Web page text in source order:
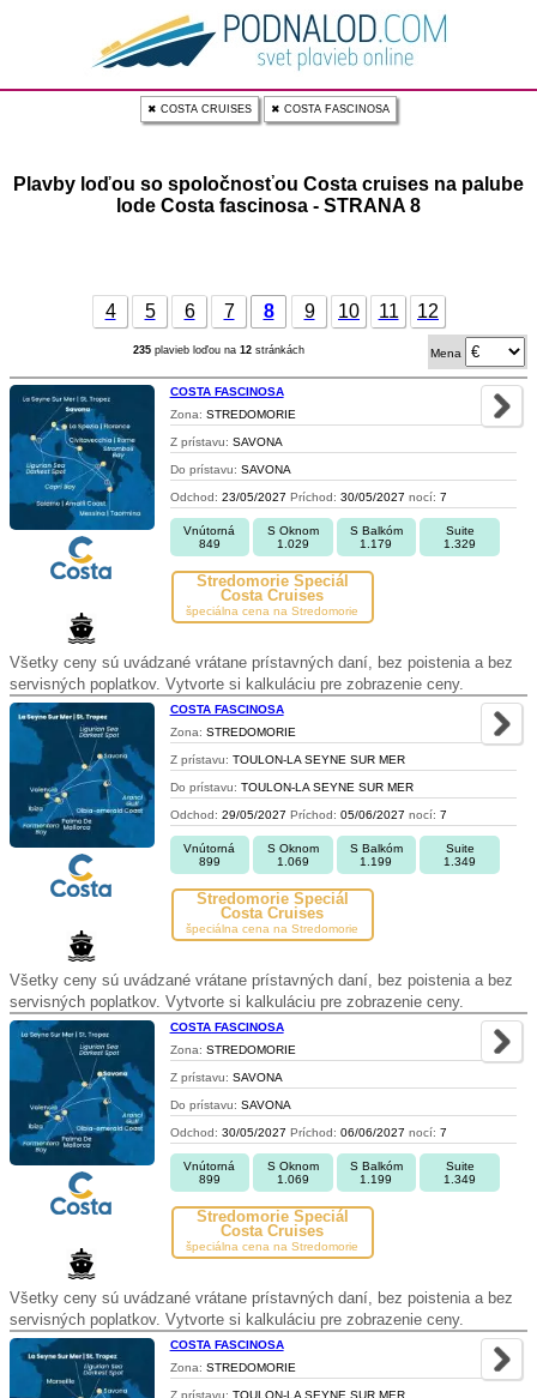
✖ COSTA CRUISES ✖ COSTA FASCINOSA
Plavby loďou so spoločnosťou Costa cruises na palube
lode Costa fascinosa - STRANA 8
4 5 6 7 8 9 10 11 12
235 plavieb loďou na 12 stránkách Mena
COSTA FASCINOSA
Zona: STREDOMORIE
Z prístavu: SAVONA
Do prístavu: SAVONA
Odchod: 23/05/2027 Príchod: 30/05/2027 nocí: 7
Vnútorná
849
S Oknom
1.029
S Balkóm
1.179
Suite
1.329
Stredomorie Špeciál
Costa Cruises
špeciálna cena na Stredomorie
Všetky ceny sú uvádzané vrátane prístavných daní, bez poistenia a bez
servisných poplatkov. Vytvorte si kalkuláciu pre zobrazenie ceny.
COSTA FASCINOSA
Zona: STREDOMORIE
Z prístavu: TOULON-LA SEYNE SUR MER
Do prístavu: TOULON-LA SEYNE SUR MER
Odchod: 29/05/2027 Príchod: 05/06/2027 nocí: 7
Vnútorná
899
S Oknom
1.069
S Balkóm
1.199
Suite
1.349
Stredomorie Špeciál
Costa Cruises
špeciálna cena na Stredomorie
Všetky ceny sú uvádzané vrátane prístavných daní, bez poistenia a bez
servisných poplatkov. Vytvorte si kalkuláciu pre zobrazenie ceny.
COSTA FASCINOSA
Zona: STREDOMORIE
Z prístavu: SAVONA
Do prístavu: SAVONA
Odchod: 30/05/2027 Príchod: 06/06/2027 nocí: 7
Vnútorná
899
S Oknom
1.069
S Balkóm
1.199
Suite
1.349
Stredomorie Špeciál
Costa Cruises
špeciálna cena na Stredomorie
Všetky ceny sú uvádzané vrátane prístavných daní, bez poistenia a bez
servisných poplatkov. Vytvorte si kalkuláciu pre zobrazenie ceny.
COSTA FASCINOSA
Zona: STREDOMORIE
Z prístavu: TOULON-LA SEYNE SUR MER